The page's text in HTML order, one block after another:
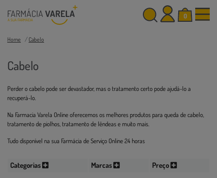
0
Home Cabelo
Cabelo
Perder o cabelo pode ser devastador, mas o tratamento certo pode ajudá-lo a
recuperá-lo.
Na Farmacia Varela Online oferecemos os melhores produtos para queda de cabelo,
tratamento de piolhos, tratamento de lêndeas e muito mais.
Tudo disponível na sua Farmácia de Serviço Online 24 horas
Categorias Marcas Preço